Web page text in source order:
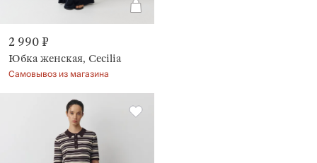
2 990 ₽
Юбка женская, Cecilia
Самовывоз из магазина